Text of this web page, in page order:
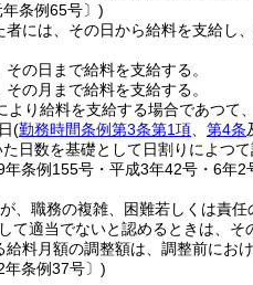
条例65号〕)
者には、その日から給料を支給し
の日まで給料を支給する。
の月まで給料を支給する。
より給料を支給する場合であつて
(勤務時間条例第3条第1項 第4条
日数を基礎として日割りによつて
条例155号・平成3年42号・6年
、職務の複雑、困難若しくは責
て適当でないと認めるときは、
料月額の調整額は、調整前にお
年条例37号〕)